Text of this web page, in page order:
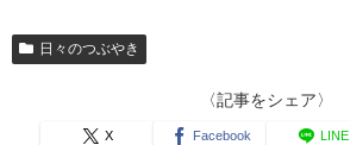
日々のつぶやき
〈記事をシェア〉
X Facebook LINE